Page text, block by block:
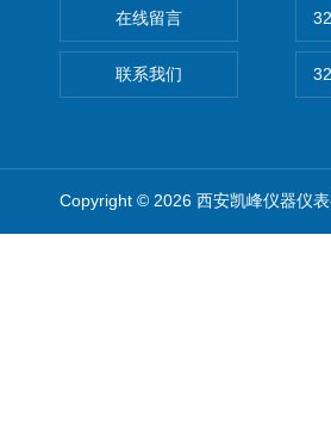
在线留言
联系我们
Copyright © 2026 西安凯峰仪器仪